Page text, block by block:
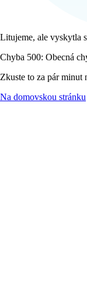
Litujeme, ale vyskytla
Chyba 500: Obecná
Zkuste to za pár minut
Na domovskou stránku